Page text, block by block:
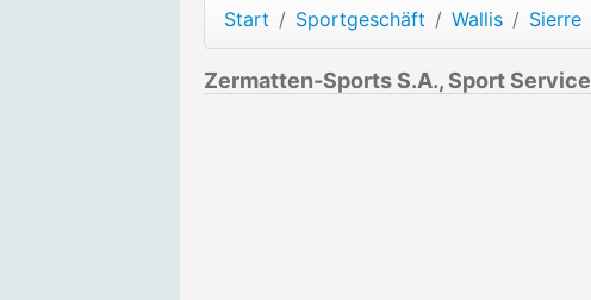
Start Sportgeschäft Wallis Sierre
Zermatten-Sports S.A., Sport Service